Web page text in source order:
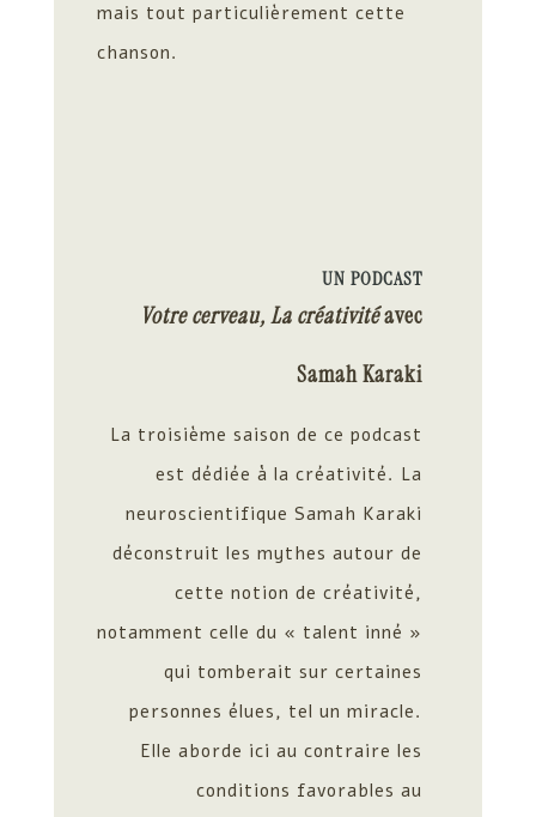
mais tout particulièrement cette
chanson.
UN PODCAST
Votre cerveau, La créativitéavec
Samah Karaki
La troisième saison de ce podcast
est dédiée à la créativité. La
neuroscientifique Samah Karaki
déconstruit les mythes autour de
cette notion de créativité,
notamment celle du « talent inné »
qui tomberait sur certaines
personnes élues, tel un miracle.
Elle aborde ici au contraire les
conditions favorables au